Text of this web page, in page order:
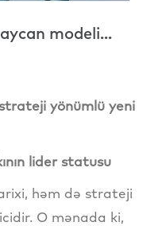
modeli...
strateji yönümlü yeni
lider statusu
həm də strateji
O mənada ki,